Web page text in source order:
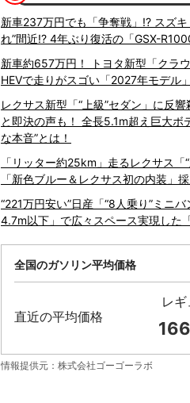
新車237万円でも「争奪戦」!? スズ
れ”間近!? 4年ぶり復活の「GSX-
新車約657万円！ トヨタ新型「クラ
HEVで走りがスゴい「2027年モデル
レクサス新型「“上級”セダン」に反
と即決の声も！ 全長5.1m超え巨大ボ
な本音”とは！
「リッター約25km」走るレクサス
「新色ブルー＆レクサス初の内装」
“221万円安い”日産「“8人乗り”ミニ
4.7m以下」で広々スペース実現した
全国のガソリン平均価格
直近の平均価格
レ
情報提供元：株式会社ゴーゴーラボ